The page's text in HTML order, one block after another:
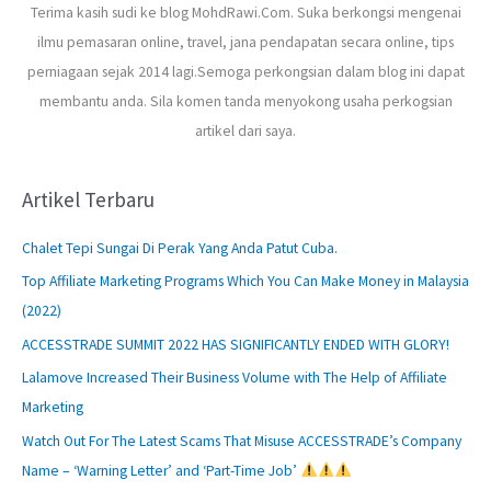
Terima kasih sudi ke blog MohdRawi.Com. Suka berkongsi mengenai
ilmu pemasaran online, travel, jana pendapatan secara online, tips
perniagaan sejak 2014 lagi.Semoga perkongsian dalam blog ini dapat
membantu anda. Sila komen tanda menyokong usaha perkogsian
artikel dari saya.
Artikel Terbaru
Chalet Tepi Sungai Di Perak Yang Anda Patut Cuba.
Top Affiliate Marketing Programs Which You Can Make Money in Malaysia
(2022)
ACCESSTRADE SUMMIT 2022 HAS SIGNIFICANTLY ENDED WITH GLORY!
Lalamove Increased Their Business Volume with The Help of Affiliate
Marketing
Watch Out For The Latest Scams That Misuse ACCESSTRADE’s Company
Name – ‘Warning Letter’ and ‘Part-Time Job’